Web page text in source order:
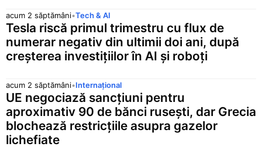
acum 2 săptămâni•Tech & AI
Tesla riscă primul trimestru cu flux de
numerar negativ din ultimii doi ani, după
creșterea investițiilor în AI și roboți
acum 2 săptămâni•Internațional
UE negociază sancțiuni pentru
aproximativ 90 de bănci rusești, dar Grecia
blochează restricțiile asupra gazelor
lichefiate